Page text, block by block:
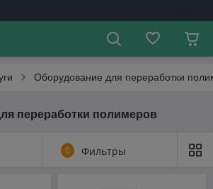
Оборудование для переработки
переработки полимеров
0 Фильтры